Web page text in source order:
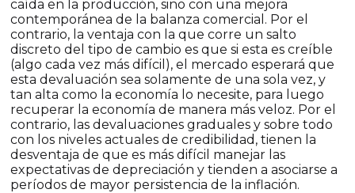
caída en la producción, sino con una mejora
contemporánea de la balanza comercial. Por el
contrario, la ventaja con la que corre un salto
discreto del tipo de cambio es que si esta es creíble
(algo cada vez más difícil), el mercado esperará que
esta devaluación sea solamente de una sola vez, y
tan alta como la economía lo necesite, para luego
recuperar la economía de manera más veloz. Por el
contrario, las devaluaciones graduales y sobre todo
con los niveles actuales de credibilidad, tienen la
desventaja de que es más difícil manejar las
expectativas de depreciación y tienden a asociarse a
períodos de mayor persistencia de la inflación.